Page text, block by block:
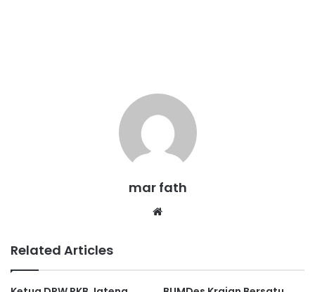
mar fath
Related Articles